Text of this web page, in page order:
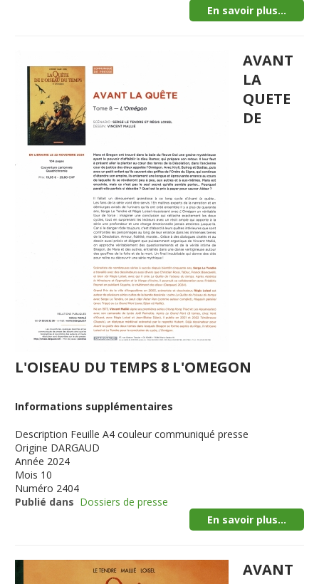
En savoir plus...
AVANT
LA
QUETE
DE
L'OISEAU DU TEMPS 8 L'OMEGON
Informations supplémentaires
Description Feuille A4 couleur communiqué presse
Origine DARGAUD
Année 2024
Mois 10
Numéro 2404
Publié dans Dossiers de presse
En savoir plus...
AVANT